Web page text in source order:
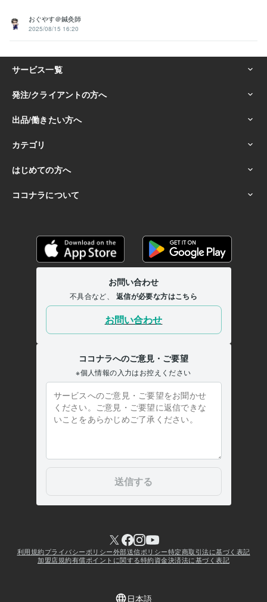
おぐやす＠鍼灸師
2025/08/15 16:20